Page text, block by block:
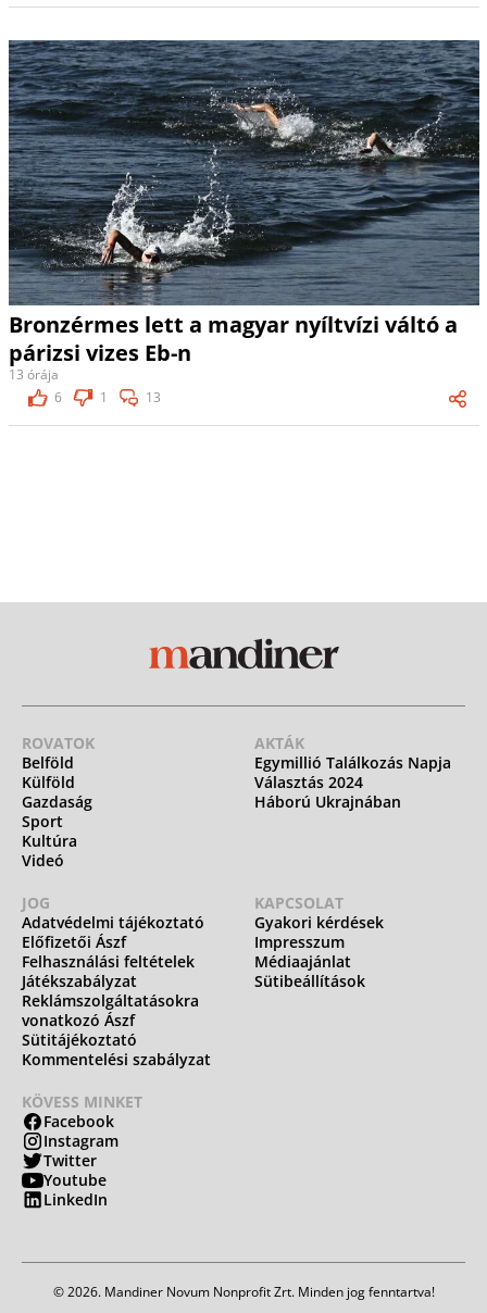
Bronzérmes lett a magyar nyíltvízi váltó a
párizsi vizes Eb-n
13 órája
6
1 13
ROVATOK
Belföld
Külföld
Gazdaság
Sport
Kultúra
Videó
AKTÁK
Egymillió Találkozás Napja
Választás 2024
Háború Ukrajnában
JOG
Adatvédelmi tájékoztató
Előfizetői Ászf
Felhasználási feltételek
Játékszabályzat
Reklámszolgáltatásokra
vonatkozó Ászf
Sütitájékoztató
Kommentelési szabályzat
KAPCSOLAT
Gyakori kérdések
Impresszum
Médiaajánlat
Sütibeállítások
KÖVESS MINKET
Facebook
Instagram
Twitter
Youtube
LinkedIn
© 2026. Mandiner Novum Nonprofit Zrt. Minden jog fenntartva!